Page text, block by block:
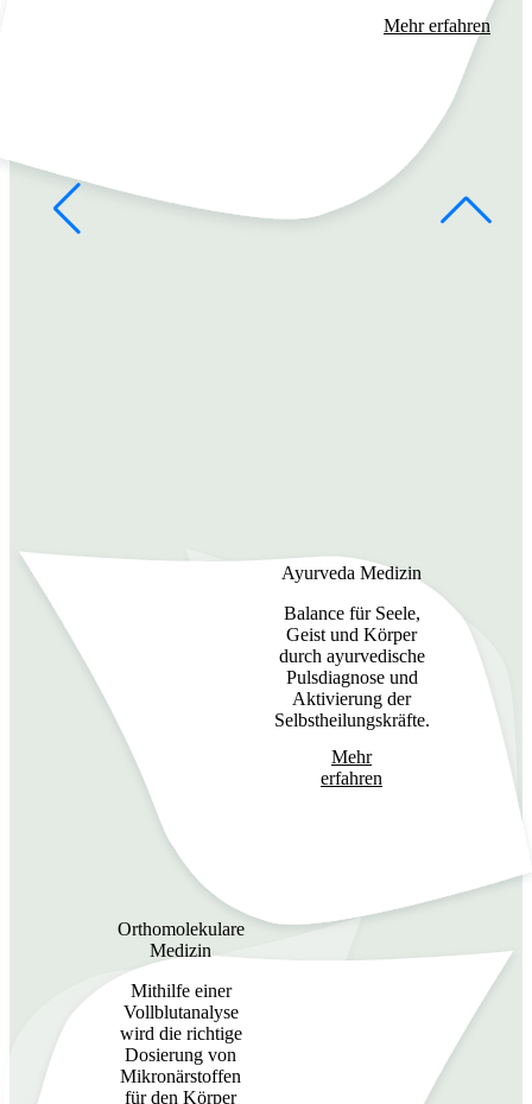
Mehr erfahren
Ayurveda Medizin
Balance für Seele,
Geist und Körper
durch ayurvedische
Pulsdiagnose und
Aktivierung der
Selbstheilungskräfte.
Mehr
erfahren
Orthomolekulare
Medizin
Mithilfe einer
Vollblutanalyse
wird die richtige
Dosierung von
Mikronärstoffen
für den Körper